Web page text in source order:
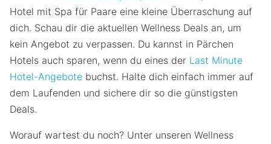
Hotel mit Spa für Paare eine kleine Überraschung auf
dich. Schau dir die aktuellen Wellness Deals an, um
kein Angebot zu verpassen. Du kannst in Pärchen
Hotels auch sparen, wenn du eines der Last Minute
Hotel-Angebote buchst. Halte dich einfach immer auf
dem Laufenden und sichere dir so die günstigsten
Deals.
Worauf wartest du noch? Unter unseren Wellness